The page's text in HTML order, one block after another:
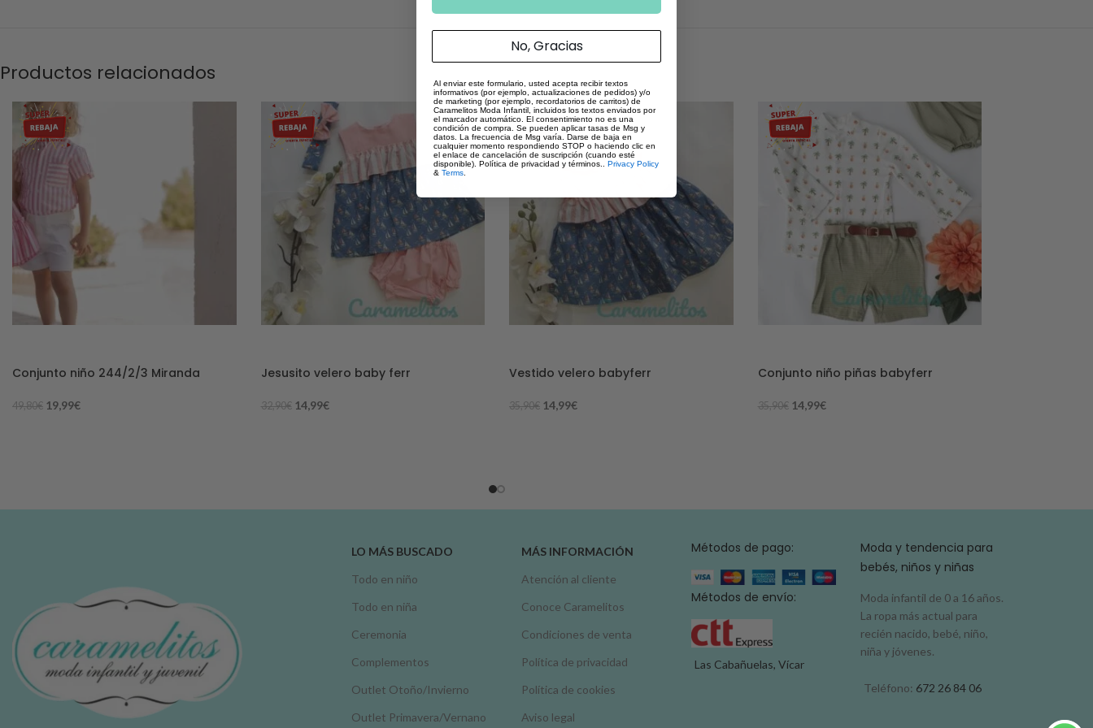
Productos relacionados
Conjunto niño 244/2/3 Miranda
49,80€ 19,99€
Jesusito velero baby ferr
32,90€ 14,99€
Vestido velero babyferr
35,90€ 14,99€
Conjunto niño piñas babyferr
35,90€ 14,99€
LO MÁS BUSCADO
Todo en niño
Todo en niña
Ceremonia
Complementos
Outlet Otoño/Invierno
Outlet Primavera/Vernano
MÁS INFORMACIÓN
Atención al cliente
Conoce Caramelitos
Condiciones de venta
Política de privacidad
Política de cookies
Aviso legal
Métodos de pago:
Métodos de envío:
Las Cabañuelas, Vícar
Moda y tendencia para
bebés, niños y niñas
Moda infantil de 0 a 16 años.
La ropa más actual para
recién nacido, bebé, niño,
niña y jóvenes.
Teléfono: 672 26 84 06
No, Gracias
Al enviar este formulario, usted acepta recibir textos
informativos (por ejemplo, actualizaciones de pedidos) y/o
de marketing (por ejemplo, recordatorios de carritos) de
Caramelitos Moda Infantil, incluidos los textos enviados por
el marcador automático. El consentimiento no es una
condición de compra. Se pueden aplicar tasas de Msg y
datos. La frecuencia de Msg varía. Darse de baja en
cualquier momento respondiendo STOP o haciendo clic en
el enlace de cancelación de suscripción (cuando esté
disponible). Política de privacidad y términos.. Privacy Policy
& Terms